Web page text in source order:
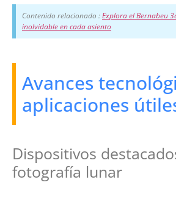
Contenido relacionado :Explora el Bernabeu
inolvidable en cada asiento
Avances
aplicaciones
Dispositivos
fotografía lunar